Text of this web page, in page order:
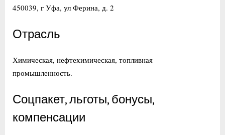
450039, г Уфа, ул Ферина, д. 2
Отрасль
Химическая, нефтехимическая, топливная
промышленность.
Соцпакет, льготы, бонусы,
компенсации